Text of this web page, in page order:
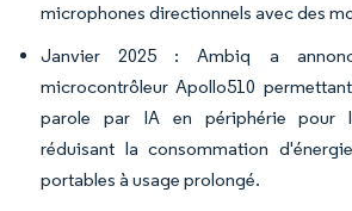
microphones directionnels avec des
Janvier 2025 : Ambiq a
microcontrôleur Apollo510
parole par IA en périphérie pour
réduisant la consommation
portables à usage prolongé.